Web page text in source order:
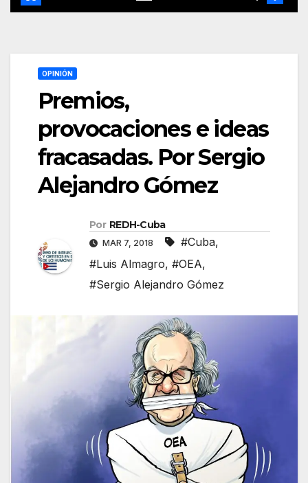
OPINIÓN
Premios,
provocaciones e ideas
fracasadas. Por Sergio
Alejandro Gómez
Por REDH-Cuba
MAR 7, 2018 #Cuba,
#Luis Almagro, #OEA,
#Sergio Alejandro Gómez